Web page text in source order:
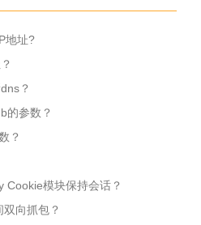
地址?
？
的参数？
？
Cookie模块保持会话？
向抓包？